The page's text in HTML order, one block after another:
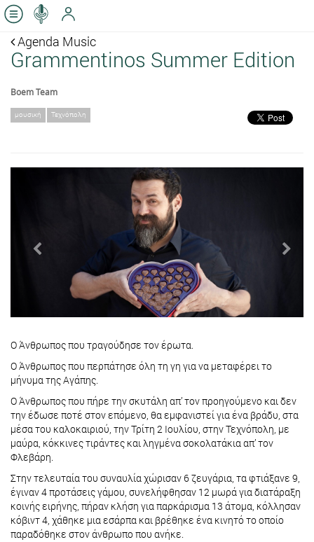
Agenda Music
Grammentinos Summer Edition
Boem Team
μουσική Τεχνόπολη
Ο Άνθρωπος που τραγούδησε τον έρωτα.
Ο Άνθρωπος που περπάτησε όλη τη γη για να μεταφέρει το
μήνυμα της Αγάπης.
Ο Άνθρωπος που πήρε την σκυτάλη απ’ τον προηγούμενο και δεν
την έδωσε ποτέ στον επόμενο, θα εμφανιστεί για ένα βράδυ, στα
μέσα του καλοκαιριού, την Τρίτη 2 Ιουλίου, στην Τεχνόπολη, με
μαύρα, κόκκινες τιράντες και ληγμένα σοκολατάκια απ’ τον
Φλεβάρη.
Στην τελευταία του συναυλία χώρισαν 6 ζευγάρια, τα φτιάξανε 9,
έγιναν 4 προτάσεις γάμου, συνελήφθησαν 12 μωρά για διατάραξη
κοινής ειρήνης, πήραν κλήση για παρκάρισμα 13 άτομα, κόλλησαν
κόβιντ 4, χάθηκε μια εσάρπα και βρέθηκε ένα κινητό το οποίο
παραδόθηκε στον άνθρωπο που ανήκε.